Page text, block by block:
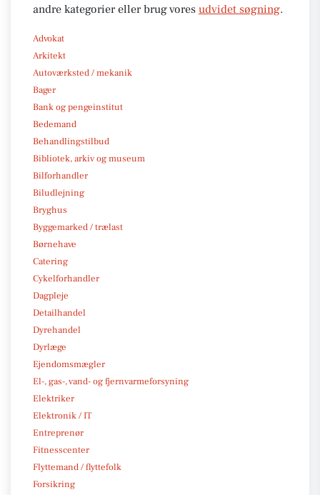
andre kategorier eller brug vores udvidet søgning.
Advokat
Arkitekt
Autoværksted / mekanik
Bager
Bank og pengeinstitut
Bedemand
Behandlingstilbud
Bibliotek, arkiv og museum
Bilforhandler
Biludlejning
Bryghus
Byggemarked / trælast
Børnehave
Catering
Cykelforhandler
Dagpleje
Detailhandel
Dyrehandel
Dyrlæge
Ejendomsmægler
El-, gas-, vand- og fjernvarmeforsyning
Elektriker
Elektronik / IT
Entreprenør
Fitnesscenter
Flyttemand / flyttefolk
Forsikring